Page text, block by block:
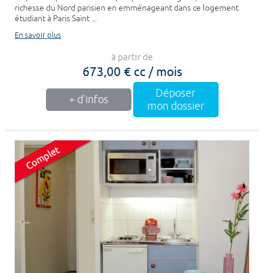
richesse du Nord parisien en emménageant dans ce logement
étudiant à Paris Saint ...
En savoir plus
à partir de
673,00 € cc / mois
+ d'infos
Déposer
mon dossier